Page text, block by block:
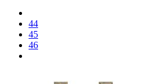
44
45
46